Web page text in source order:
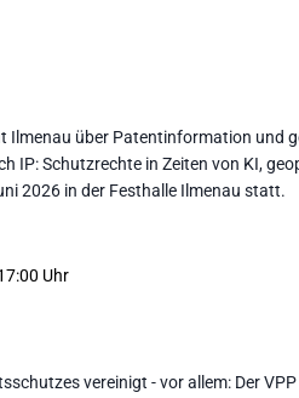
Ilmenau über Patentinformation und
IP: Schutzrechte in Zeiten von KI,
2026 in der Festhalle Ilmenau statt.
vereinigt - vor allem: Der